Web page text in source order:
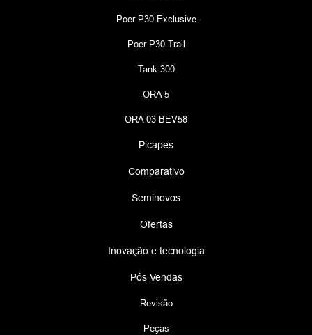
Poer P30 Exclusive
Poer P30 Trail
Tank 300
ORA 5
ORA 03 BEV58
Picapes
Comparativo
Seminovos
Ofertas
Inovação e tecnologia
Pós Vendas
Revisão
Peças